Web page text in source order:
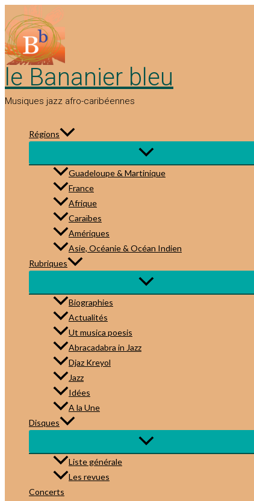
au
contenu
le Bananier bleu
Musiques jazz afro-caribéennes
Régions
Guadeloupe & Martinique
France
Afrique
Caraïbes
Amériques
Asie, Océanie & Océan Indien
Rubriques
Biographies
Actualités
Ut musica poesis
Abracadabra in Jazz
Djaz Kreyol
Jazz
Idées
A la Une
Disques
Liste générale
Les revues
Concerts